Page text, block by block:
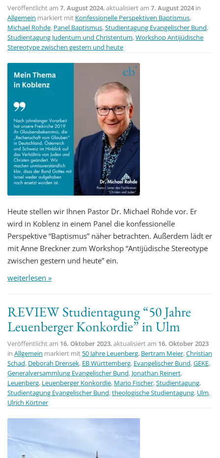
Veröffentlicht am 7. August 2024, aktualisiert am 7. August 2024 in
Allgemein markiert mit Konfessionelle Perspektiven Baptismus,
Michael Rohde, Panel Baptismus,Studientagung Evangelischer Bund,
Studientagung Judentum und Christentum,Workshop Antijüdische
Stereotype zwischen gestern und heute
Heute stellen wir Ihnen Pastor Dr. Michael Rohde vor. Er
wird in Koblenz in einem Panel die konfessionelle
Perspektive “Baptismus” näher betrachten. Außerdem lädt er
mit Anne Breckner zum Workshop “Antijüdische Stereotype
zwischen gestern und heute” ein.
weiterlesen »
REVIEW Studientagung “50 Jahre
Leuenberger Konkordie” in Ulm
Veröffentlicht am 16. Oktober 2023, aktualisiert am 16. Oktober 2023
in Allgemein markiert mit 50 Jahre Leuenberg, Bertram Meier,Christian
Schad, Deborah Drensek, EB Württemberg, Evangelischer Bund,GEKE,
Generalversammlung Evangelischer Bund, Jonathan Reinert,
Leuenberg, Leuenberger Konkordie, Mario Fischer,Studientagung,
Studientagung Evangelischer Bund,theologische Studientagung, Ulm,
Ulrich Körtner